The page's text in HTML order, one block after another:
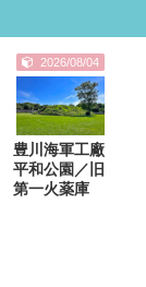
2026/08/04
豊川海軍工廠
平和公園／旧
第一火薬庫